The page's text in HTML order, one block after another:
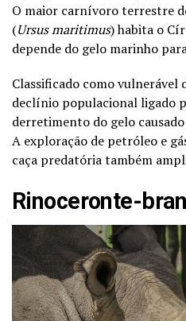
O maior carnívoro terrestre
(Ursus maritimus) habita o
depende do gelo marinho
Classificado como vulnerável
declínio populacional ligado
derretimento do gelo
A exploração de petróleo e
caça predatória também
Rinoceronte-